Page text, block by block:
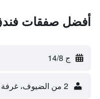
أفضل صفقات
ج 14/8
2 من الضيوف، غرفة واحدة